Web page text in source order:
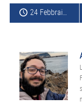
24 Febbraio 2015